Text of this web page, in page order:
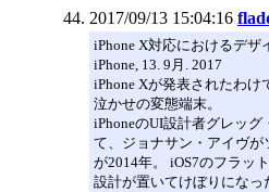
2017/09/13 15:04:16
iPhone X対応におけるデザ
iPhone, 13. 9月. 2017
iPhone Xが発表されたわけ
泣かせの変態端末。
iPhoneのUI設計者グレッ
て、ジョナサン・アイヴ
が2014年。 iOS7のフラッ
設計が置いてけぼりになっ